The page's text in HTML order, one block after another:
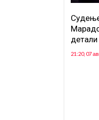
детали
21:20, 07